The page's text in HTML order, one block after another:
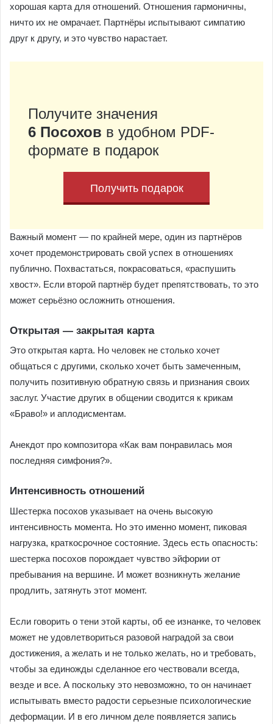
хорошая карта для отношений. Отношения гармоничны,
ничто их не омрачает. Партнёры испытывают симпатию
друг к другу, и это чувство нарастает.
Получите значения
6 Посохов в удобном PDF-
формате в подарок
Получить подарок
Важный момент — по крайней мере, один из партнёров
хочет продемонстрировать свой успех в отношениях
публично. Похвастаться, покрасоваться, «распушить
хвост». Если второй партнёр будет препятствовать, то это
может серьёзно осложнить отношения.
Открытая — закрытая карта
Это открытая карта. Но человек не столько хочет
общаться с другими, сколько хочет быть замеченным,
получить позитивную обратную связь и признания своих
заслуг. Участие других в общении сводится к крикам
«Браво!» и аплодисментам.
Анекдот про композитора «Как вам понравилась моя
последняя симфония?».
Интенсивность отношений
Шестерка посохов указывает на очень высокую
интенсивность момента. Но это именно момент, пиковая
нагрузка, краткосрочное состояние. Здесь есть опасность:
шестерка посохов порождает чувство эйфории от
пребывания на вершине. И может возникнуть желание
продлить, затянуть этот момент.
Если говорить о тени этой карты, об ее изнанке, то человек
может не удовлетвориться разовой наградой за свои
достижения, а желать и не только желать, но и требовать,
чтобы за единожды сделанное его чествовали всегда,
везде и все. А поскольку это невозможно, то он начинает
испытывать вместо радости серьезные психологические
деформации. И в его личном деле появляется запись